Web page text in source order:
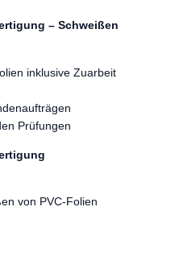
– Schweißen
inklusive Zuarbeit
Prüfungen
von PVC-Folien